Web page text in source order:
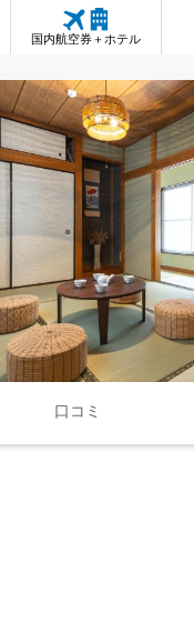
国内航空券＋ホテル
口コミ